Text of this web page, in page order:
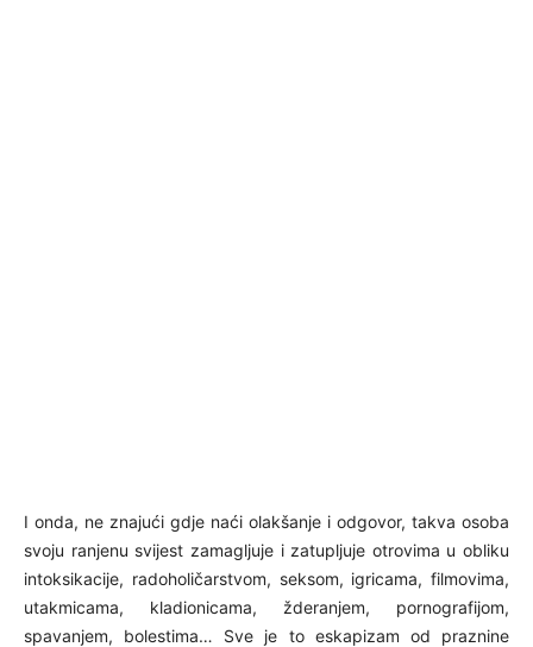
I onda, ne znajući gdje naći olakšanje i odgovor, takva osoba
svoju ranjenu svijest zamagljuje i zatupljuje otrovima u obliku
intoksikacije, radoholičarstvom, seksom, igricama, filmovima,
utakmicama, kladionicama, žderanjem, pornografijom,
spavanjem, bolestima… Sve je to eskapizam od praznine